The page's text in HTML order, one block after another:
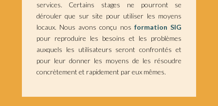
services. Certains stages ne pourront se
dérouler que sur site pour utiliser les moyens
locaux. Nous avons conçu nos formation SIG
pour reproduire les besoins et les problèmes
auxquels les utilisateurs seront confrontés et
pour leur donner les moyens de les résoudre
concrètement et rapidement par eux mêmes.